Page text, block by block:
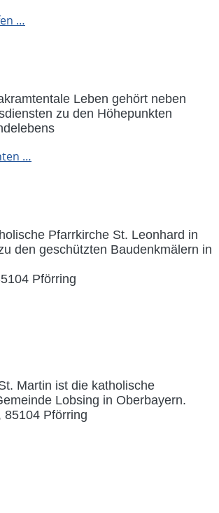
…
Leben gehört neben
zu den Höhepunkten
…
Pfarrkirche St. Leonhard in
den geschützten Baudenkmälern in
Pförring
Martin ist die katholische
Lobsing in Oberbayern.
85104 Pförring